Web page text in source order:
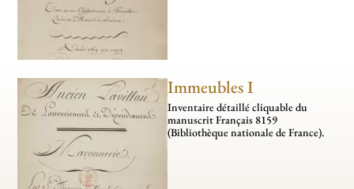
Immeubles I
Inventaire détaillé cli­­qua­­ble du
manus­­crit Français 8159
(Bibliothèque nationale de France).